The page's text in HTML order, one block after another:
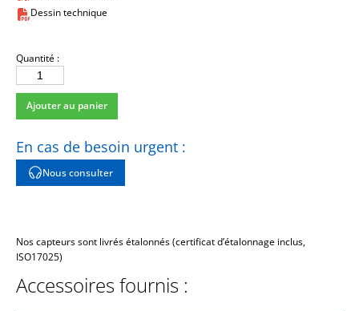
Dessin technique
Quantité :
quantité
de
357A08/NC
Ajouter au panier
En cas de besoin urgent :
Nous consulter
Nos capteurs sont livrés étalonnés (certificat d’étalonnage inclus,
ISO17025)
Accessoires fournis :